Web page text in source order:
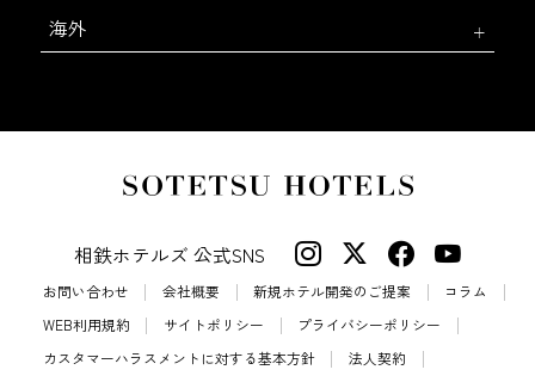
海外
相鉄ホテルズ 公式SNS
お問い合わせ 会社概要 新規ホテル開発のご提案
コラム
WEB利用規約
サイトポリシー
プライバシーポリシー
カスタマーハラスメントに対する基本方針
法人契約